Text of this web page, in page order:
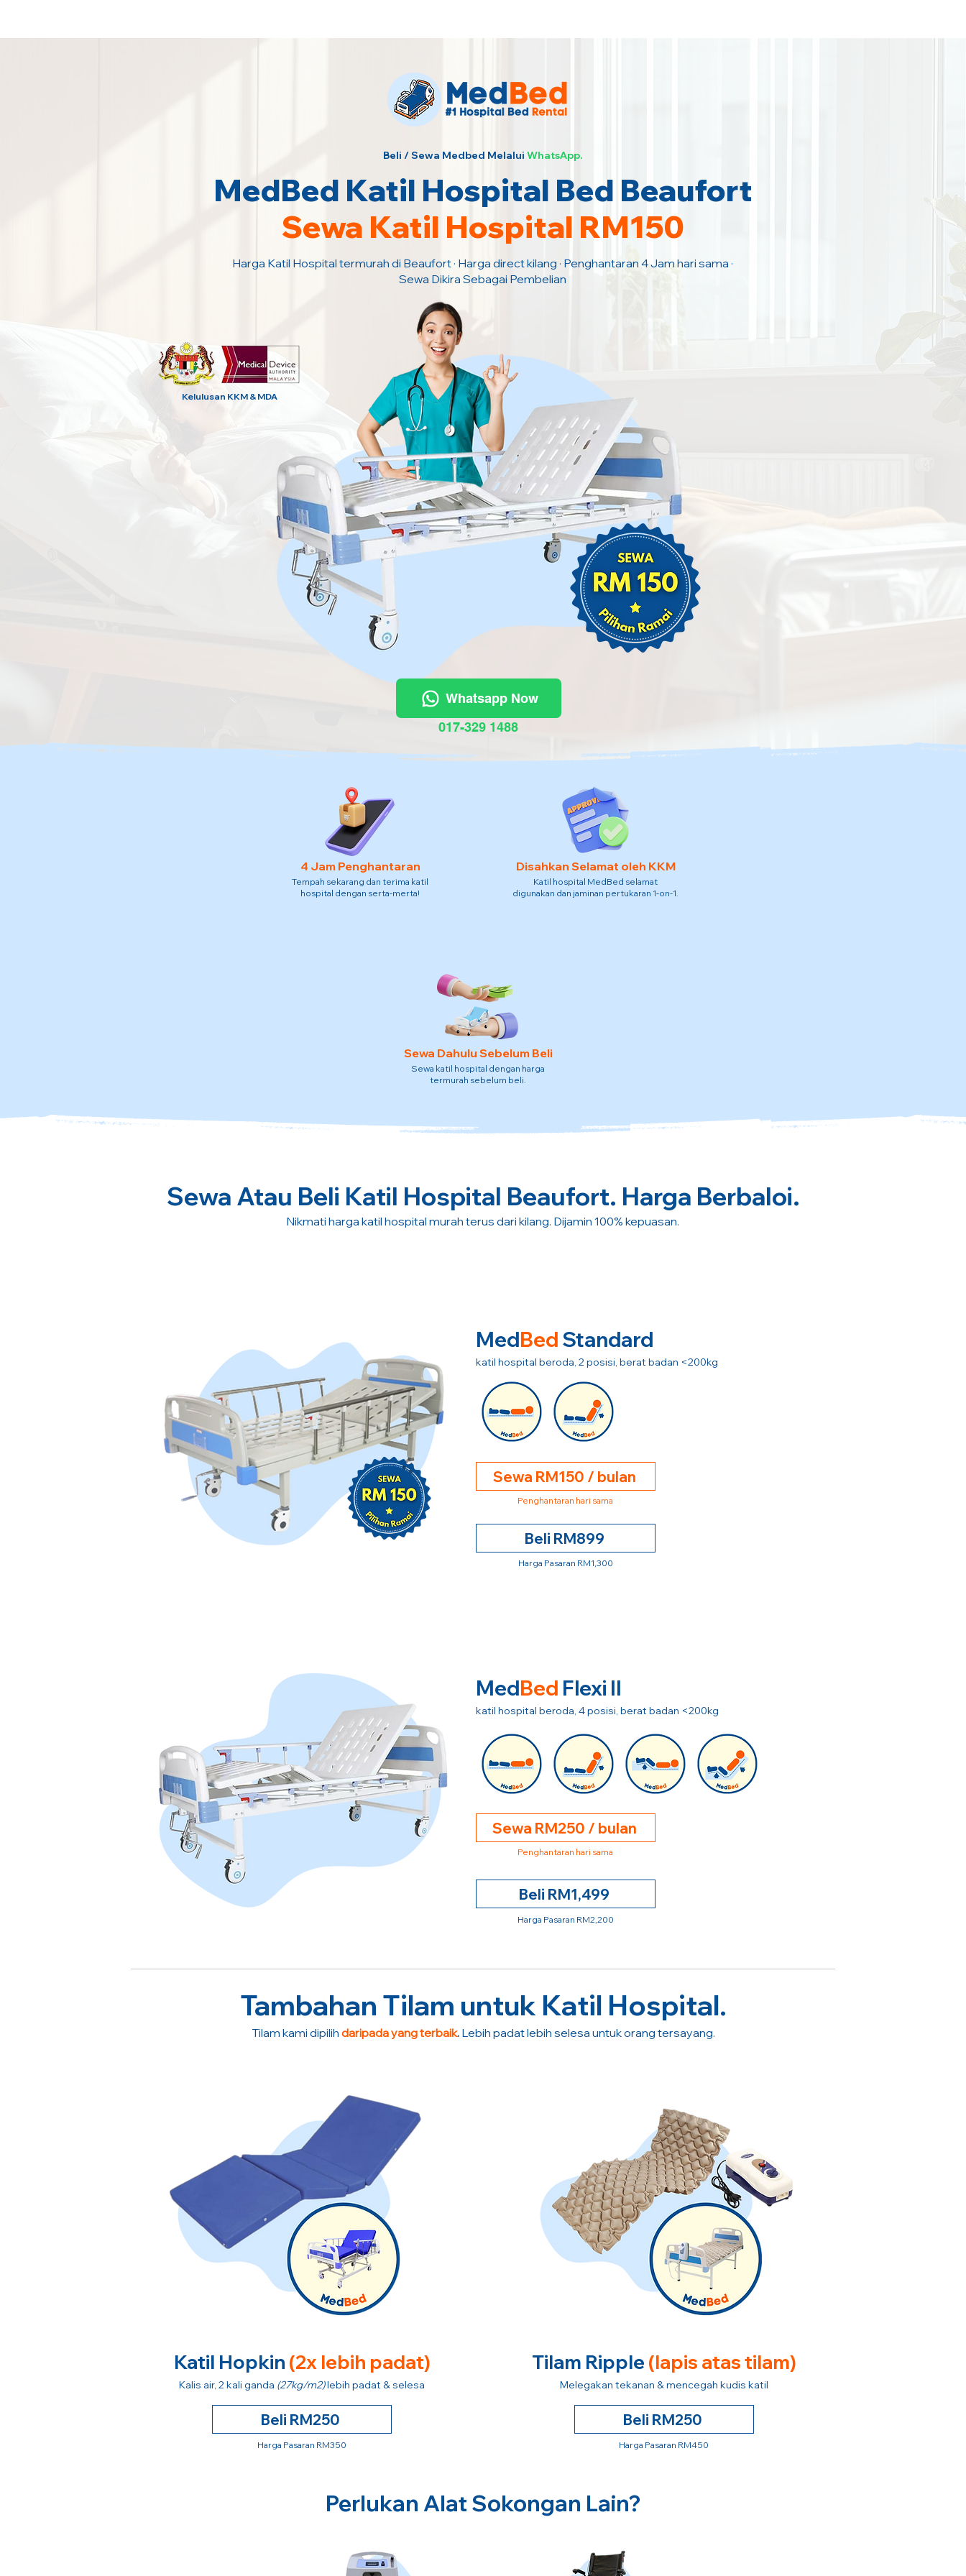
Beli / Sewa Medbed Melalui WhatsApp.
MedBed Katil Hospital Bed Beaufort
Sewa Katil Hospital RM150
Harga Katil Hospital termurah di Beaufort · Harga direct kilang · Penghantaran 4 Jam hari sama ·
Sewa Dikira Sebagai Pembelian
Kelulusan KKM & MDA
Whatsapp Now
017-329 1488
4 Jam Penghantaran
Tempah sekarang dan terima katil
hospital dengan serta-merta!
Disahkan Selamat oleh KKM
Katil hospital MedBed selamat
digunakan dan jaminan pertukaran 1-on-1.
Sewa Dahulu Sebelum Beli
Sewa katil hospital dengan harga
termurah sebelum beli.
Sewa Atau Beli Katil Hospital Beaufort. Harga Berbaloi.
Nikmati harga katil hospital murah terus dari kilang. Dijamin 100% kepuasan.
MedBed Standard
katil hospital beroda, 2 posisi, berat badan <200kg
Sewa RM150 / bulan
Penghantaran hari sama
Beli RM899
Harga Pasaran RM1,300
MedBed Flexi II
katil hospital beroda, 4 posisi, berat badan <200kg
Sewa RM250 / bulan
Penghantaran hari sama
Beli RM1,499
Harga Pasaran RM2,200
Tambahan Tilam untuk Katil Hospital.
Tilam kami dipilih daripada yang terbaik.Lebih padat lebih selesa untuk orang tersayang.
Katil Hopkin (2x lebih padat)
Kalis air, 2 kali ganda (27kg/m2)lebih padat & selesa
Beli RM250
Harga Pasaran RM350
Tilam Ripple (lapis atas tilam)
Melegakan tekanan & mencegah kudis katil
Beli RM250
Harga Pasaran RM450
Perlukan Alat Sokongan Lain?